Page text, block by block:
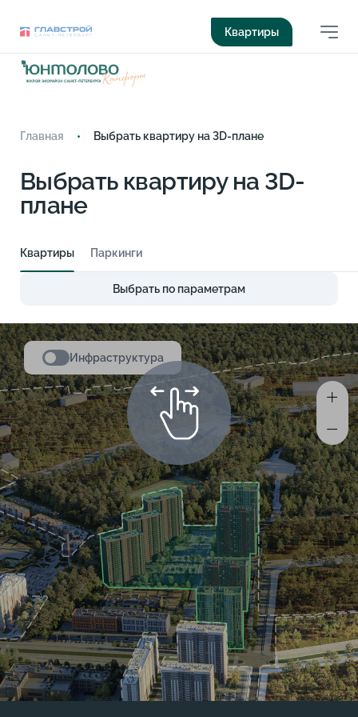
Квартиры
Главная Выбрать квартиру на 3D-плане
Выбрать квартиру на 3D-
плане
Квартиры Паркинги
Выбрать по параметрам
Инфраструктура